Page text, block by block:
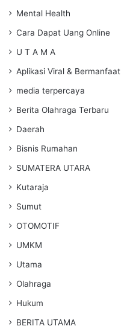
Mental Health
Cara Dapat Uang Online
U T A M A
Aplikasi Viral & Bermanfaat
media terpercaya
Berita Olahraga Terbaru
Daerah
Bisnis Rumahan
SUMATERA UTARA
Kutaraja
Sumut
OTOMOTIF
UMKM
Utama
Olahraga
Hukum
BERITA UTAMA